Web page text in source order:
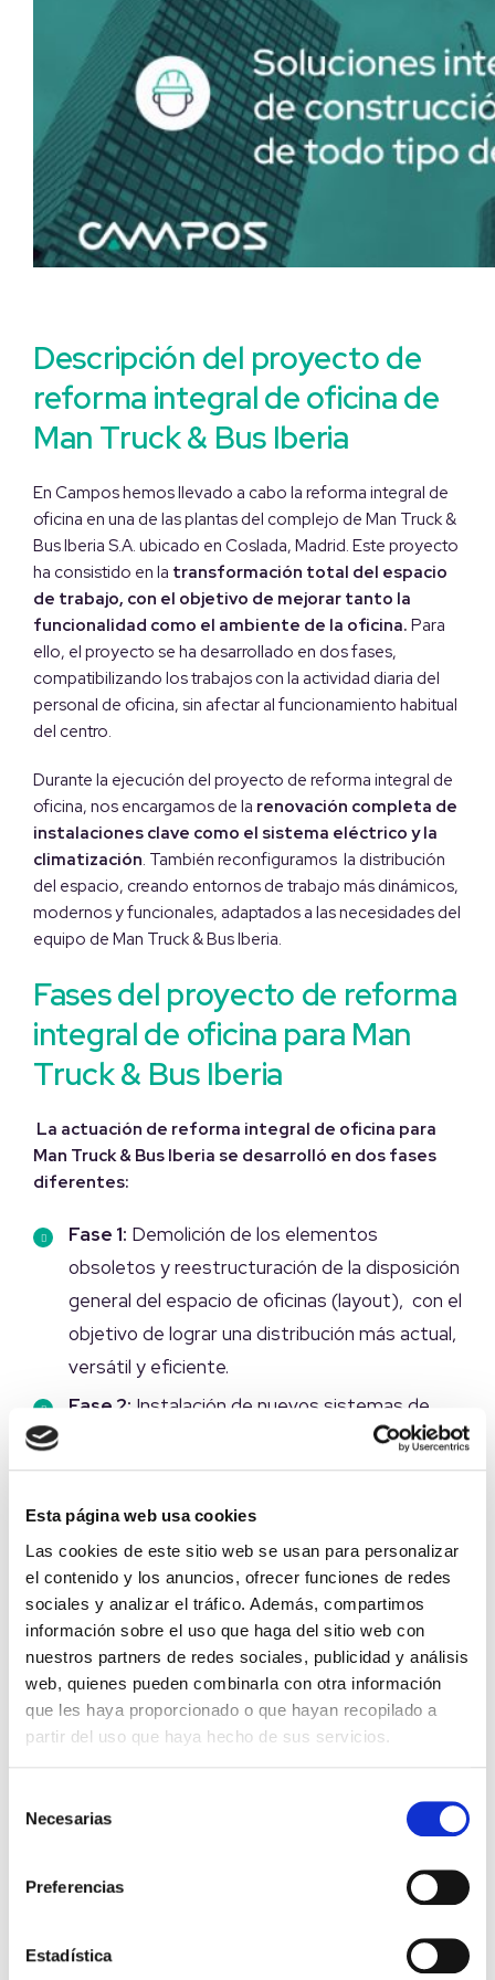
Esta página web usa cookies
Las cookies de este sitio web se usan para personalizar
el contenido y los anuncios, ofrecer funciones de redes
sociales y analizar el tráfico. Además, compartimos
información sobre el uso que haga del sitio web con
nuestros partners de redes sociales, publicidad y análisis
web, quienes pueden combinarla con otra información
que les haya proporcionado o que hayan recopilado a
partir del uso que haya hecho de sus servicios.
Necesarias
Preferencias
Estadística
Descripción del proyecto de
reforma integral de oficina de
Man Truck & Bus Iberia
En Campos hemos llevado a cabo la reforma integral de
oficina en una de las plantas del complejo de Man Truck &
Bus Iberia S.A. ubicado en Coslada, Madrid. Este proyecto
ha consistido en la transformación total del espacio
de trabajo, con el objetivo de mejorar tanto la
funcionalidad como el ambiente de la oficina. Para
ello, el proyecto se ha desarrollado en dos fases,
compatibilizando los trabajos con la actividad diaria del
personal de oficina, sin afectar al funcionamiento habitual
del centro.
Durante la ejecución del proyecto de reforma integral de
oficina, nos encargamos de la renovación completa de
instalaciones clave como el sistema eléctrico y la
climatización. También reconfiguramos la distribución
del espacio, creando entornos de trabajo más dinámicos,
modernos y funcionales, adaptados a las necesidades del
equipo de Man Truck & Bus Iberia.
Fases del proyecto de reforma
integral de oficina para Man
Truck & Bus Iberia
La actuación de reforma integral de oficina para
Man Truck & Bus Iberia se desarrolló en dos fases
diferentes:
Fase 1: Demolición de los elementos
obsoletos y reestructuración de la disposición
general del espacio de oficinas (layout), con el
objetivo de lograr una distribución más actual,
versátil y eficiente.
Fase 2: Instalación de nuevos sistemas de
iluminación, climatización y mobiliario de
oficina, diseñados para mejorar la experiencia
de trabajo y el confort del equipo.
¿Qué hemos conseguido
desde Campos en este
proyecto de reforma integral
de oficina?
En este proyecto de reforma integral de oficina, desde
y eficiente,
optimizando la distribución de los espacios
para mejorar la productividad y facilitar la colaboración
soluciones energéticas eficientes
alineándonos con